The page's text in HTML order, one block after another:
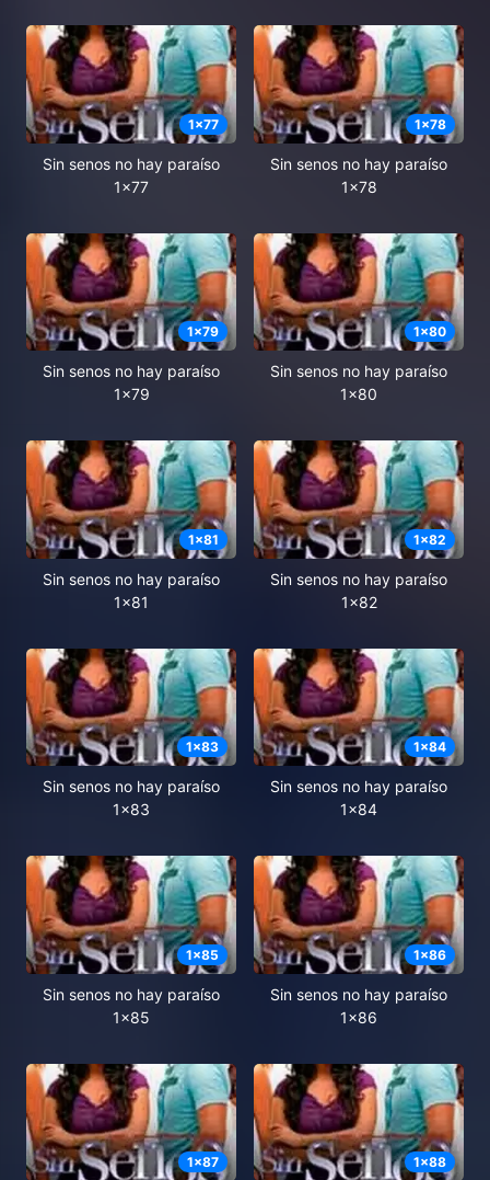
1x77
Sin senos no hay paraíso
1x77
1x78
Sin senos no hay paraíso
1x78
1x79
Sin senos no hay paraíso
1x79
1x80
Sin senos no hay paraíso
1x80
1x81
Sin senos no hay paraíso
1x81
1x82
Sin senos no hay paraíso
1x82
1x83
Sin senos no hay paraíso
1x83
1x84
Sin senos no hay paraíso
1x84
1x85
Sin senos no hay paraíso
1x85
1x86
Sin senos no hay paraíso
1x86
1x87 1x88